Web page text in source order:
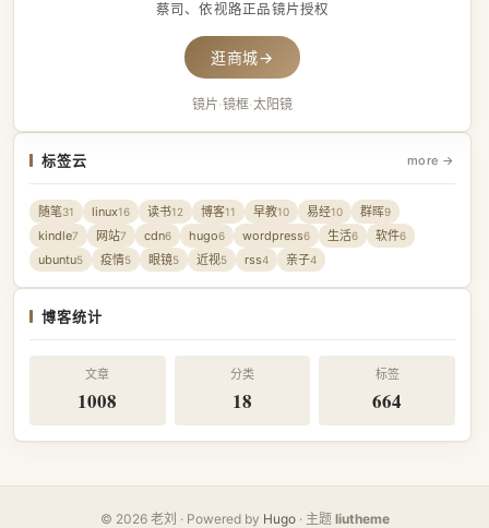
蔡司、依视路正品镜片授权
逛商城→
镜片·镜框·太阳镜
标签云 more →
随笔31 linux16 读书12 博客11 早教10 易经10 群晖9
kindle7 网站7 cdn6 hugo6 wordpress6 生活6 软件6
ubuntu5 疫情5 眼镜5 近视5 rss4 亲子4
博客统计
文章
1008
分类
18
标签
664
© 2026 老刘 · Powered by Hugo· 主题 liutheme